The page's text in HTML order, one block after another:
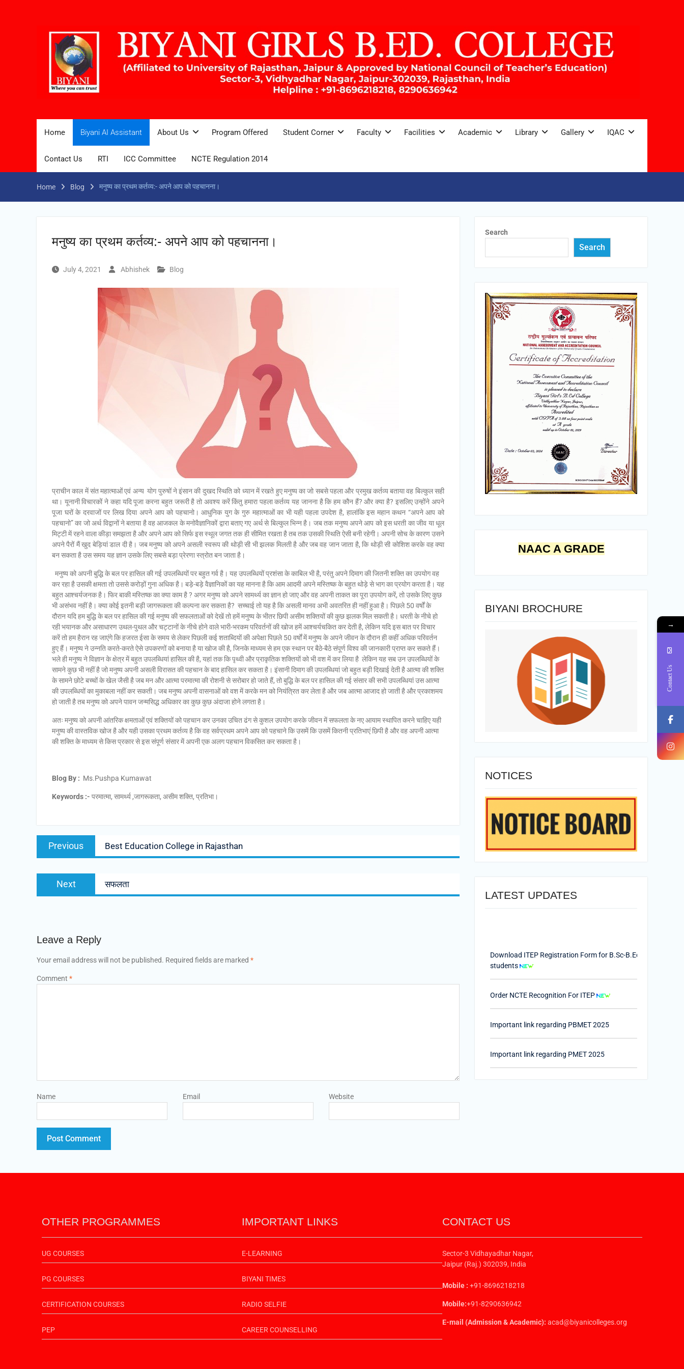
Home Biyani AI Assistant About Us Program Offered Student Corner Faculty Facilities Academic Library Gallery IQAC
Contact Us RTI ICC Committee NCTE Regulation 2014
Home Blog मनुष्य का प्रथम कर्तव्य:- अपने आप को पहचानना।
मनुष्य का प्रथम कर्तव्य:- अपने आप को पहचानना।
July 4, 2021 Abhishek Blog
प्राचीन काल में संत महात्माओं एवं अन्य योग पुरुषों ने इंसान की दुखद स्थिति को ध्यान में रखते हुए मनुष्य का जो सबसे पहला और प्रमुख कर्तव्य बताया वह बिल्कुल सही
था। यूनानी विचारकों ने कहा यदि पूजा करना बहुत जरूरी है तो अवश्य करें किंतु हमारा पहला कर्तव्य यह जानना है कि हम कौन हैं? और क्या है? इसलिए उन्होंने अपने
पूजा घरों के दरवाजों पर लिख दिया अपने आप को पहचानो। आधुनिक युग के गुरु महात्माओं का भी यही पहला उपदेश है, हालांकि इस महान कथन “अपने आप को
पहचानो” का जो अर्थ विद्वानों ने बताया है वह आजकल के मनोवैज्ञानिकों द्वारा बताए गए अर्थ से बिल्कुल भिन्न है। जब तक मनुष्य अपने आप को इस धरती का जीव या धूल
मिट्टी में रहने वाला कीड़ा समझता है और अपने आप को सिर्फ इस स्थूल जगत तक ही सीमित रखता है तब तक उसकी स्थिति ऐसी बनी रहेगी। अपनी सोच के कारण उसने
अपने पैरों मैं खुद बेड़ियां डाल दी है। जब मनुष्य को अपने असली स्वरूप की थोड़ी सी भी झलक मिलती है और जब वह जान जाता है, कि थोड़ी सी कोशिश करके वह क्या
बन सकता है उस समय यह ज्ञान उसके लिए सबसे बड़ा प्रेरणा स्त्रोत बन जाता है।
मनुष्य को अपनी बुद्धि के बल पर हासिल की गई उपलब्धियों पर बहुत गर्व है। यह उपलब्धियों प्रशंसा के काबिल भी है, परंतु अपने दिमाग की जितनी शक्ति का उपयोग वह
कर रहा है उसकी क्षमता तो उससे करोड़ों गुना अधिक है। बड़े-बड़े वैज्ञानिकों का यह मानना है कि आम आदमी अपने मस्तिष्क के बहुत थोड़े से भाग का प्रयोग करता है। यह
बहुत आश्चर्यजनक है। फिर बाकी मस्तिष्क का क्या काम है ? अगर मनुष्य को अपने सामर्थ्य का ज्ञान हो जाए और वह अपनी ताकत का पूरा उपयोग करें, तो उसके लिए कुछ
भी असंभव नहीं है। क्या कोई इतनी बड़ी जागरूकता की कल्पना कर सकता है? सच्चाई तो यह है कि असली मानव अभी अवतरित ही नहीं हुआ है। पिछले 50 वर्षों के
दौरान यदि हम बुद्धि के बल पर हासिल की गई मनुष्य की सफलताओं को देखें तो हमें मनुष्य के भीतर छिपी असीम शक्तियों की कुछ झलक मिल सकती है। धरती के नीचे हो
रही भयानक और असाधारण उथल-पुथल और चट्टानों के नीचे होने वाले भारी-भरकम परिवर्तनों की खोज हमें आश्चर्यचकित कर देती है, लेकिन यदि इस बात पर विचार
करें तो हम हैरान रह जाएंगे कि हजरत ईसा के समय से लेकर पिछली कई शताब्दियों की अपेक्षा पिछले 50 वर्षों में मनुष्य के अपने जीवन के दौरान ही कहीं अधिक परिवर्तन
हुए हैं। मनुष्य ने उन्नति करते-करते ऐसे उपकरणों को बनाया है या खोज की है, जिनके माध्यम से हम एक स्थान पर बैठे-बैठे संपूर्ण विश्व की जानकारी प्राप्त कर सकते हैं।
भले ही मनुष्य ने विज्ञान के क्षेत्र में बहुत उपलब्धियां हासिल की है, यहां तक कि पृथ्वी और प्राकृतिक शक्तियों को भी वश में कर लिया है लेकिन यह सब उन उपलब्धियों के
सामने कुछ भी नहीं है जो मनुष्य अपनी असली विरासत की पहचान के बाद हासिल कर सकता है। इंसानी दिमाग की उपलब्धियां जो बहुत बड़ी दिखाई देती है आत्मा की शक्ति
के सामने छोटे बच्चों के खेल जैसी है जब मन और आत्मा परमात्मा की रोशनी से सरोबार हो जाते हैं, तो बुद्धि के बल पर हासिल की गई संसार की सभी उपलब्धियां उस आत्मा
की उपलब्धियों का मुकाबला नहीं कर सकती। जब मनुष्य अपनी वासनाओं को वश में करके मन को नियंत्रित कर लेता है और जब आत्मा आजाद हो जाती है और प्रकाशमय
हो जाती है तब मनुष्य को अपने पावन जन्मसिद्ध अधिकार का कुछ कुछ अंदाजा होने लगता है।
अतः मनुष्य को अपनी आंतरिक क्षमताओं एवं शक्तियों को पहचान कर उनका उचित ढंग से कुशल उपयोग करके जीवन में सफलता के नए आयाम स्थापित करने चाहिए यही
मनुष्य की वास्तविक खोज है और यही उसका प्रथम कर्तव्य है कि वह सर्वप्रथम अपने आप को पहचाने कि उसमें कि उसमें कितनी प्रतिभाएं छिपी है और वह अपनी आत्मा
की शक्ति के माध्यम से किस प्रकार से इस संपूर्ण संसार में अपनी एक अलग पहचान विकसित कर सकता है।
Blog By : Ms.Pushpa Kumawat
Keywords :- परमात्मा, सामर्थ्य ,जागरूकता, असीम शक्ति, प्रतिभा।
Previous Best Education College in Rajasthan
Next सफलता
Leave a Reply
Your email address will not be published. Required fields are marked *
Comment *
Name Email Website
Search
Search
NAAC A GRADE
BIYANI BROCHURE
NOTICES
LATEST UPDATES
students
OTHER PROGRAMMES
UG COURSES
PG COURSES
CERTIFICATION COURSES
PEP
IMPORTANT LINKS
E-LEARNING
BIYANI TIMES
RADIO SELFIE
CAREER COUNSELLING
CONTACT US
Sector-3 Vidhayadhar Nagar,
Jaipur (Raj.) 302039, India
Mobile : +91-8696218218
Mobile:+91-8290636942
E-mail (Admission & Academic): acad@biyanicolleges.org
→
Contact Us